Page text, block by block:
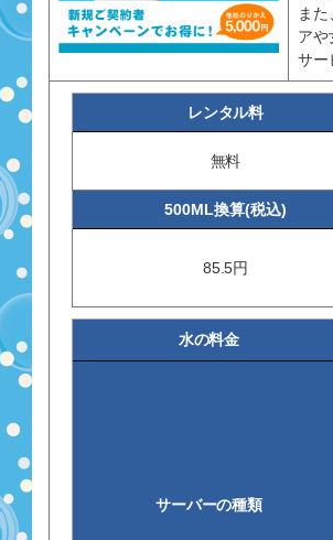
ま
アや
サー
レンタル料
無料
500ML換算(税込)
85.5円
水の料金
サーバーの種類